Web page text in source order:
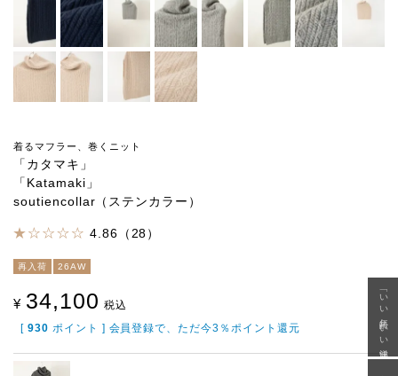
着るマフラー、巻くニット
「カタマキ」
「Katamaki」
soutiencollar（ステンカラー）
4.86（28）
再入荷 26AW
¥ 34,100 税込
[ 930 ポイント ] 会員登録で、ただ今3％ポイント還元 「いい年齢 いい洋服」